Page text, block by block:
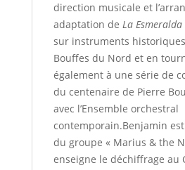
direction musicale et
adaptation de La Esmeralda
sur instruments
Bouffes du Nord et en
également à une série de
du centenaire de Pierre
avec l’Ensemble orchestral
contemporain.Benjamin
du groupe « Marius & the
enseigne le déchiffrage au